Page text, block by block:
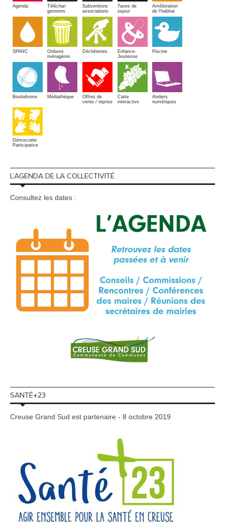
Agenda
Téléchar-
gements
Subventions
associations
Taxes de
sejour
Amélioration
de l'habitat
SPANC
Ordures
ménagères
Déchèteries
Enfance-
Jeunesse
Piscine
Boulodrome Médiathèque
Offres de
vente / reprise
Carte
interactive
Ateliers
numériques
Démocratie
Participative
L’AGENDA DE LA COLLECTIVITÉ
Consultez les dates :
SANTÉ+23
Creuse Grand Sud est partenaire - 8 octobre 2019